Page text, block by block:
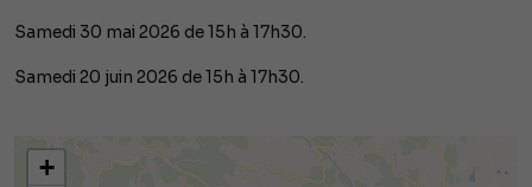
Samedi 30 mai 2026 de 15h à 17h30.
Samedi 20 juin 2026 de 15h à 17h30.
+